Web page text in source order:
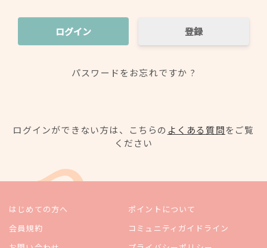
登録
パスワードをお忘れですか ?
ログインができない方は、こちらの よくある質問をご覧
ください
はじめての方へ
ポイントについて
会員規約
コミュニティガイドライン